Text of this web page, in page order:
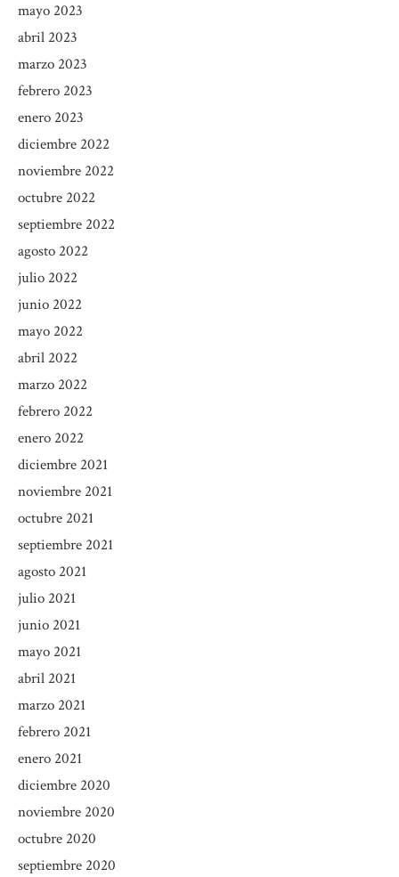
mayo 2023
abril 2023
marzo 2023
febrero 2023
enero 2023
diciembre 2022
noviembre 2022
octubre 2022
septiembre 2022
agosto 2022
julio 2022
junio 2022
mayo 2022
abril 2022
marzo 2022
febrero 2022
enero 2022
diciembre 2021
noviembre 2021
octubre 2021
septiembre 2021
agosto 2021
julio 2021
junio 2021
mayo 2021
abril 2021
marzo 2021
febrero 2021
enero 2021
diciembre 2020
noviembre 2020
octubre 2020
septiembre 2020